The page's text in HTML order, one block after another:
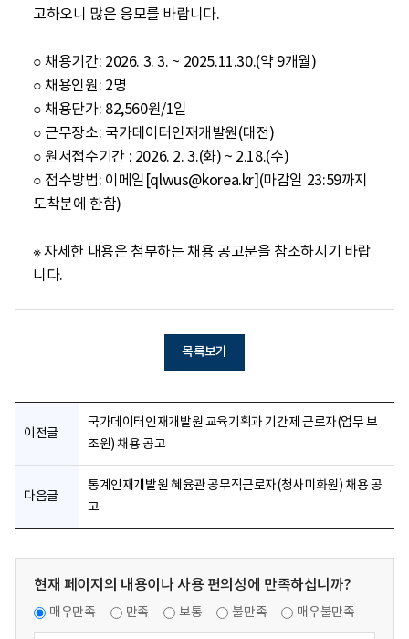
고하오니 많은 응모를 바랍니다.
○ 채용기간: 2026. 3. 3. ~ 2025.11.30.(약 9개월)
○ 채용인원: 2명
○ 채용단가: 82,560원/1일
○ 근무장소: 국가데이터인재개발원(대전)
○ 원서접수기간 : 2026. 2. 3.(화) ~ 2.18.(수)
○ 접수방법: 이메일[qlwus@korea.kr](마감일 23:59까지
도착분에 한함)
※ 자세한 내용은 첨부하는 채용 공고문을 참조하시기 바랍
니다.
목록보기
이전글
국가데이터인재개발원 교육기획과 기간제 근로자(업무 보
조원) 채용 공고
다음글
통계인재개발원 혜윰관 공무직근로자(청사미화원) 채용 공
고
현재 페이지의 내용이나 사용 편의성에 만족하십니까?
매우만족 만족 보통 불만족 매우불만족